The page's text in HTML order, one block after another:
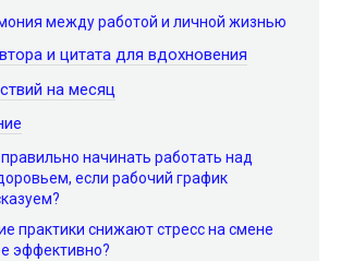
между работой и личной жизнью
и цитата для вдохновения
на месяц
правильно начинать работать над
если рабочий график
практики снижают стресс на смене
эффективно?